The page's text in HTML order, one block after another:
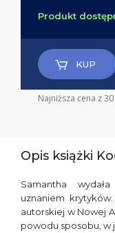
Produkt
KUP
Najniższa cena z
Opis książki
Samantha
uznaniem
autorskiej w Nowej
powodu sposobu, w